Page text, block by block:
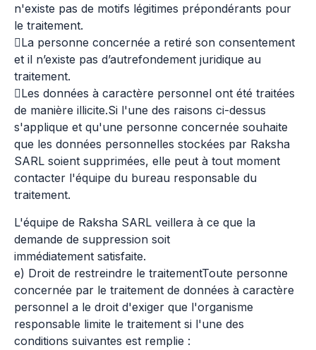
n'existe pas de motifs légitimes prépondérants pour
le traitement.
La personne concernée a retiré son consentement
et il n’existe pas d’autrefondement juridique au
traitement.
Les données à caractère personnel ont été traitées
de manière illicite.Si l'une des raisons ci-dessus
s'applique et qu'une personne concernée souhaite
que les données personnelles stockées par Raksha
SARL soient supprimées, elle peut à tout moment
contacter l'équipe du bureau responsable du
traitement.
L'équipe de Raksha SARL veillera à ce que la
demande de suppression soit
immédiatement satisfaite.
e) Droit de restreindre le traitementToute personne
concernée par le traitement de données à caractère
personnel a le droit d'exiger que l'organisme
responsable limite le traitement si l'une des
conditions suivantes est remplie :